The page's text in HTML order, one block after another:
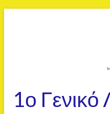
1ο Γενικό